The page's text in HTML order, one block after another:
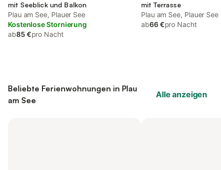
mit Seeblick und Balkon
Plau am See, Plauer See
Kostenlose Stornierung
ab85 €pro Nacht
mit Terrasse
Plau am See, Plauer See
ab66 €pro Nacht
Beliebte Ferienwohnungen in Plau
am See
Alle anzeigen